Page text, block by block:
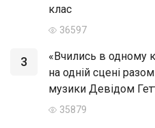
клас
36597
3
«Вчились в одному
на одній сцені
музики Девідом
35879